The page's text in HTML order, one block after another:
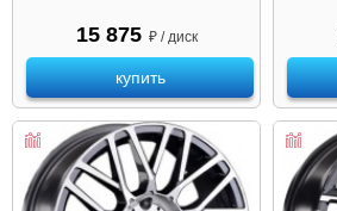
15 875 ₽ / диск
купить